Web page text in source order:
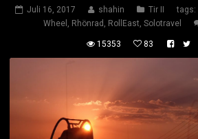
Juli 16, 2017 shahin Tir II tags:
Wheel
Rhönrad RollEast Solotravel
15353 83